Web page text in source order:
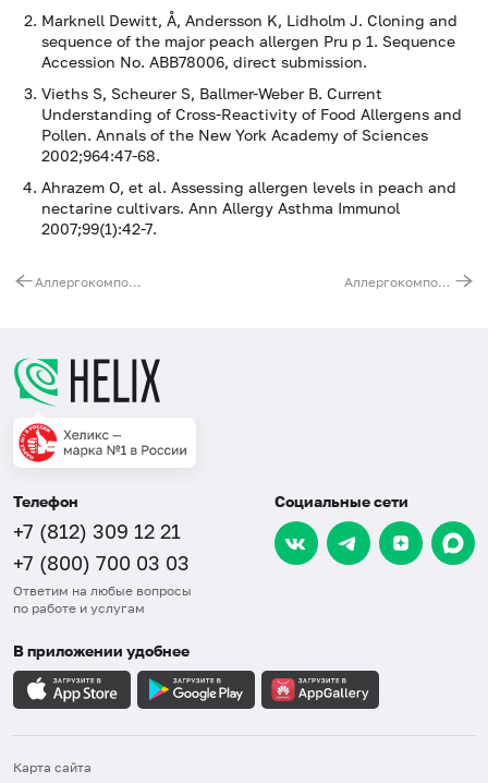
Marknell Dewitt, Å, Andersson K, Lidholm J. Cloning and
sequence of the major peach allergen Pru p 1. Sequence
Accession No. ABB78006, direct submission.
Vieths S, Scheurer S, Ballmer-Weber B. Current
Understanding of Cross-Reactivity of Food Allergens and
Pollen. Annals of the New York Academy of Sciences
2002;964:47-68.
Ahrazem O, et al. Assessing allergen levels in peach and
nectarine cultivars. Ann Allergy Asthma Immunol
2007;99(1):42-7.
Аллергокомпонент f323 - кональбумин яйца nGal d3, IgE (ImmunoCAP) Аллергокомпонент f420 - персик rPru p3 LTP, IgE (ImmunoCAP)
Телефон
+7 (812) 309 12 21
+7 (800) 700 03 03
Ответим на любые вопросы
по работе и услугам
Социальные сети
В приложении удобнее
Карта сайта